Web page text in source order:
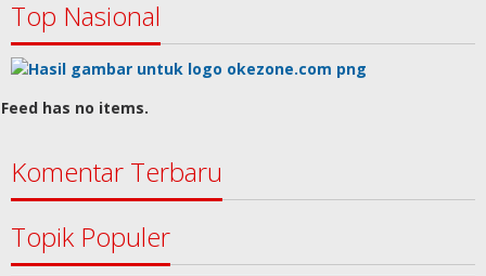
Top Nasional
Feed has no items.
Komentar Terbaru
Topik Populer